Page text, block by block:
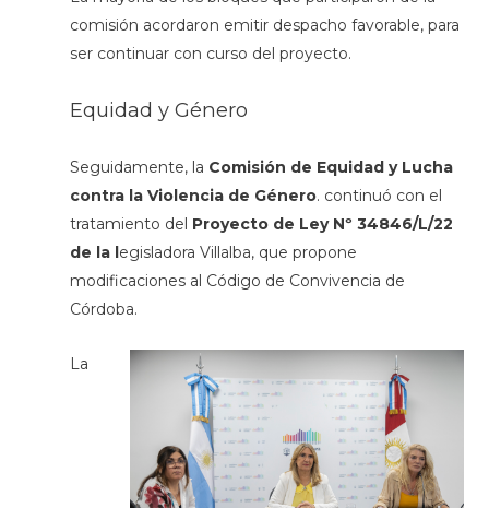
comisión acordaron emitir despacho favorable, para
ser continuar con curso del proyecto.
Equidad y Género
Seguidamente, la Comisión de Equidad y Lucha
contra la Violencia de Género. continuó con el
tratamiento del Proyecto de Ley Nº 34846/L/22
de la legisladora Villalba, que propone
modificaciones al Código de Convivencia de
Córdoba.
La